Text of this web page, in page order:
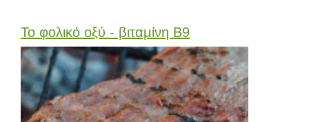
Το φολικό οξύ - βιταμίνη Β9